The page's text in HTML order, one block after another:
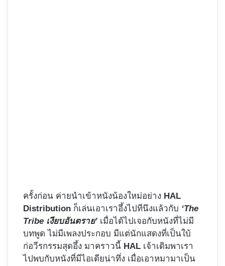
ครั้งก่อน ค่ายนำเข้าหนังน้องใหม่อย่าง HAL
Distribution ก็เล่นเอาเราอึ้งไปทีนึงแล้วกับ ‘The
Tribe เงียบอันตราย’ เมื่อได้ไปเจอกับหนังที่ไม่มี
บทพูด ไม่มีเพลงประกอบ มีแต่นักแสดงที่เป็นใบ้
ก่อวีรกรรมสุดอึ้ง มาคราวนี้ HAL เจ้าเดิมพาเรา
ไปพบกับหนังที่มีไอเดียน่าทึ่ง เมื่อเอาหมามาเป็น